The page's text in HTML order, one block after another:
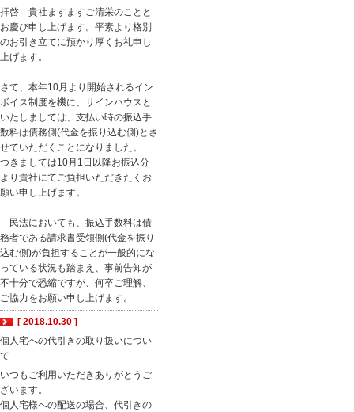
拝啓 貴社ますますご清栄のことと
お慶び申し上げます。平素より格別
のお引き立てに預かり厚くお礼申し
上げます。
さて、本年10月より開始されるイン
ボイス制度を機に、サインハウスと
いたしましては、支払い時の振込手
数料は債務側(代金を振り込む側)とさ
せていただくことになりました。
つきましては10月1日以降お振込分
より貴社にてご負担いただきたくお
願い申し上げます。
民法においても、振込手数料は債
務者である請求書受領側(代金を振り
込む側)が負担することが一般的にな
っている状況も踏まえ、事前告知が
不十分で恐縮ですが、何卒ご理解、
ご協力をお願い申し上げます。
[ 2018.10.30 ]
個人宅への代引きの取り扱いについ
て
いつもご利用いただきありがとうご
ざいます。
個人宅様への配送の場合、代引きの